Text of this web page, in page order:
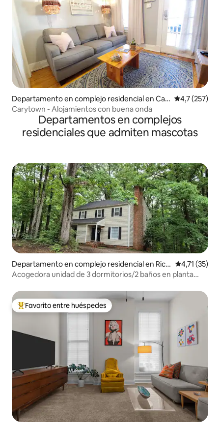
Departamento en complejo residencial en Car
ytown
Calificación
4,7 (257)
Carytown - Alojamientos con buena onda
Departamentos en complejos
residenciales que admiten mascotas
Departamento en complejo residencial en Rich
mond
Calificación
4,71 (35)
Acogedora unidad de 3 dormitorios/2 baños en planta
Favorito entre los huéspedes más destacados
Favorito entre huéspedes